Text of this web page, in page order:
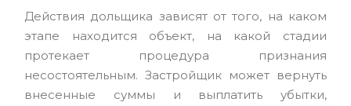
Действия дольщика зависят от того, на каком
этапе находится объект, на какой стадии
протекает процедура признания
несостоятельным. Застройщик может вернуть
внесенные суммы и выплатить убытки,